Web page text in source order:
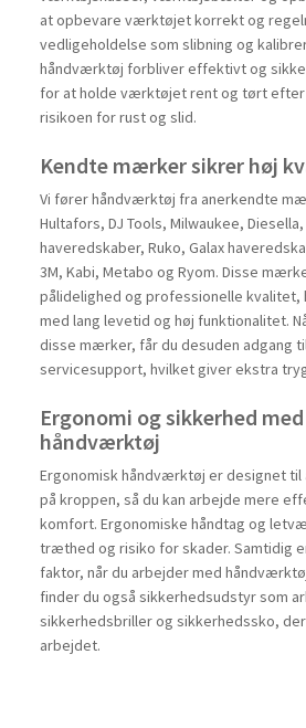
at opbevare værktøjet korrekt og
vedligeholdelse som slibning og
håndværktøj forbliver effektivt og
for at holde værktøjet rent og tørt
risikoen for rust og slid.
Kendte mærker sikrer høj
Vi fører håndværktøj fra anerkendte
Hultafors, DJ Tools, Milwaukee,
haveredskaber, Ruko, Galax
3M, Kabi, Metabo og Ryom. Disse
pålidelighed og professionelle
med lang levetid og høj funktionalitet.
disse mærker, får du desuden adgang
servicesupport, hvilket giver ekstra
Ergonomi og sikkerhed
håndværktøj
Ergonomisk håndværktøj er designet
på kroppen, så du kan arbejde mere
komfort. Ergonomiske håndtag og
træthed og risiko for skader. Samtidig
faktor, når du arbejder med
finder du også sikkerhedsudstyr som
sikkerhedsbriller og sikkerhedssko,
arbejdet.